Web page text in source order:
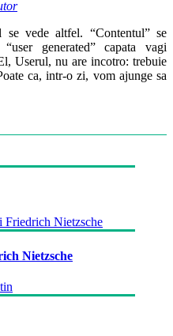
vede altfel. “Contentul” se
generated” capata vagi
Userul, nu are incotro: trebuie
ca, intr-o zi, vom ajunge sa
Nietzsche